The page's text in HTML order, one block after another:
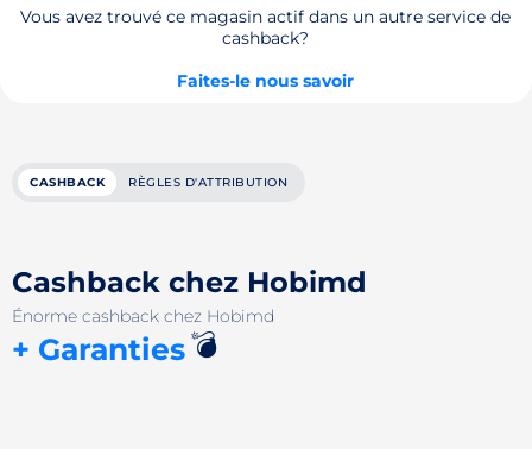
Vous avez trouvé ce magasin actif dans un autre service de
cashback?
Faites-le nous savoir
CASHBACK RÈGLES D'ATTRIBUTION
Cashback chez Hobimd
Énorme cashback chez Hobimd
+ Garanties💣